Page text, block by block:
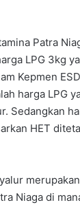
Patra
LPG 3kg
Kepmen
harga LPG
Sedangkan
HET
Niaga di